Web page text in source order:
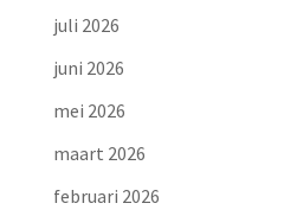
juli 2026
juni 2026
mei 2026
maart 2026
februari 2026